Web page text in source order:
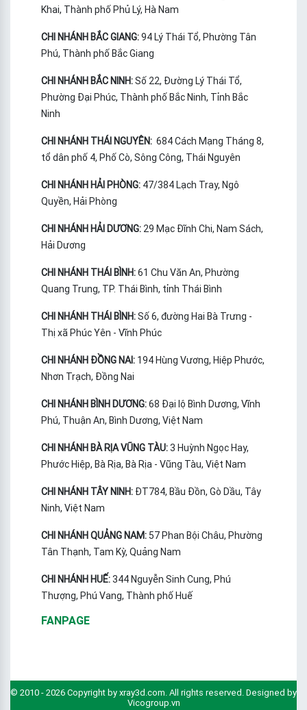
Khai, Thành phố Phủ Lý, Hà Nam
CHI NHÁNH BẮC GIANG:94 Lý Thái Tổ, Phường Tân
Phú, Thành phố Bắc Giang
CHI NHÁNH BẮC NINH:Số 22, Đường Lý Thái Tổ,
Phường Đại Phúc, Thành phố Bắc Ninh, Tỉnh Bắc
Ninh
CHI NHÁNH THÁI NGUYÊN: 684 Cách Mạng Tháng 8,
tổ dân phố 4, Phố Cò, Sông Công, Thái Nguyên
CHI NHÁNH HẢI PHÒNG: 47/384 Lạch Tray, Ngô
Quyền, Hải Phòng
CHI NHÁNH HẢI DƯƠNG: 29 Mạc Đĩnh Chi, Nam Sách,
Hải Dương
CHI NHÁNH THÁI BÌNH:61 Chu Văn An, Phường
Quang Trung, TP. Thái Bình, tỉnh Thái Bình
CHI NHÁNH THÁI BÌNH:Số 6, đường Hai Bà Trưng -
Thị xã Phúc Yên - Vĩnh Phúc
CHI NHÁNH ĐỒNG NAI: 194 Hùng Vương, Hiệp Phước,
Nhơn Trạch, Đồng Nai
CHI NHÁNH BÌNH DƯƠNG:68 Đại lộ Bình Dương, Vĩnh
Phú, Thuận An, Bình Dương, Việt Nam
CHI NHÁNH BÀ RỊA VŨNG TÀU:3 Huỳnh Ngọc Hay,
Phước Hiệp, Bà Rịa, Bà Rịa - Vũng Tàu, Việt Nam
CHI NHÁNH TÂY NINH: ĐT784, Bầu Đồn, Gò Dầu, Tây
Ninh, Việt Nam
CHI NHÁNH QUẢNG NAM: 57 Phan Bội Châu, Phường
Tân Thạnh, Tam Kỳ, Quảng Nam
CHI NHÁNH HUẾ:344 Nguyễn Sinh Cung, Phú
Thượng, Phú Vang, Thành phố Huế
FANPAGE
© 2010 - 2026 Copyright by xray3d.com. All rights reserved. Designed by
Vicogroup.vn